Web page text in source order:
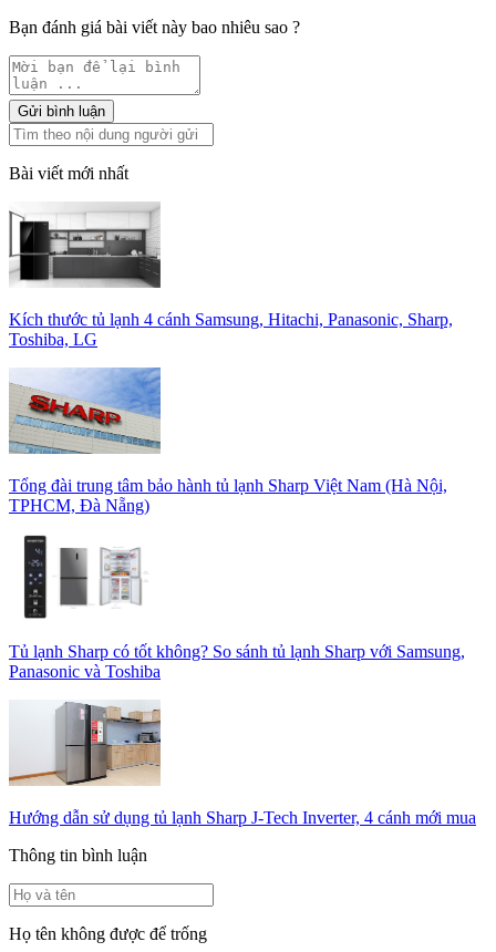
Bạn đánh giá bài viết này bao nhiêu sao ?
Gửi bình luận
Bài viết mới nhất
Kích thước tủ lạnh 4 cánh Samsung, Hitachi, Panasonic, Sharp,
Toshiba, LG
Tổng đài trung tâm bảo hành tủ lạnh Sharp Việt Nam (Hà Nội,
TPHCM, Đà Nẵng)
Tủ lạnh Sharp có tốt không? So sánh tủ lạnh Sharp với Samsung,
Panasonic và Toshiba
Hướng dẫn sử dụng tủ lạnh Sharp J-Tech Inverter, 4 cánh mới mua
Thông tin bình luận
Họ tên không được để trống